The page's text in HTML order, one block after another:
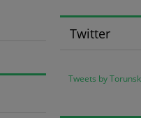
Twitter
Tweets by